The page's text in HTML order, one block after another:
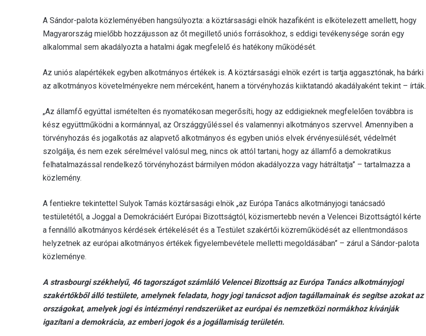
A Sándor-palota közleményében hangsúlyozta: a köztársasági elnök hazafiként is elkötelezett amellett, hogy
Magyarország mielőbb hozzájusson az őt megillető uniós forrásokhoz, s eddigi tevékenysége során egy
alkalommal sem akadályozta a hatalmi ágak megfelelő és hatékony működését.
Az uniós alapértékek egyben alkotmányos értékek is. A köztársasági elnök ezért is tartja aggasztónak, ha bárki
az alkotmányos követelményekre nem mérceként, hanem a törvényhozás kiiktatandó akadályaként tekint – írták.
„Az államfő egyúttal ismételten és nyomatékosan megerősíti, hogy az eddigieknek megfelelően továbbra is
kész együttműködni a kormánnyal, az Országgyűléssel és valamennyi alkotmányos szervvel. Amennyiben a
törvényhozás és jogalkotás az alapvető alkotmányos és egyben uniós elvek érvényesülését, védelmét
szolgálja, és nem ezek sérelmével valósul meg, nincs ok attól tartani, hogy az államfő a demokratikus
felhatalmazással rendelkező törvényhozást bármilyen módon akadályozza vagy hátráltatja” – tartalmazza a
közlemény.
A fentiekre tekintettel Sulyok Tamás köztársasági elnök „az Európa Tanács alkotmányjogi tanácsadó
testületétől, a Joggal a Demokráciáért Európai Bizottságtól, közismertebb nevén a Velencei Bizottságtól kérte
a fennálló alkotmányos kérdések értékelését és a Testület szakértői közreműködését az ellentmondásos
helyzetnek az európai alkotmányos értékek figyelembevétele melletti megoldásában” – zárul a Sándor-palota
közleménye.
A strasbourgi székhelyű, 46 tagországot számláló Velencei Bizottság az Európa Tanács alkotmányjogi
szakértőkből álló testülete, amelynek feladata, hogy jogi tanácsot adjon tagállamainak és segítse azokat az
országokat, amelyek jogi és intézményi rendszerüket az európai és nemzetközi normákhoz kívánják
igazítani a demokrácia, az emberi jogok és a jogállamiság területén.